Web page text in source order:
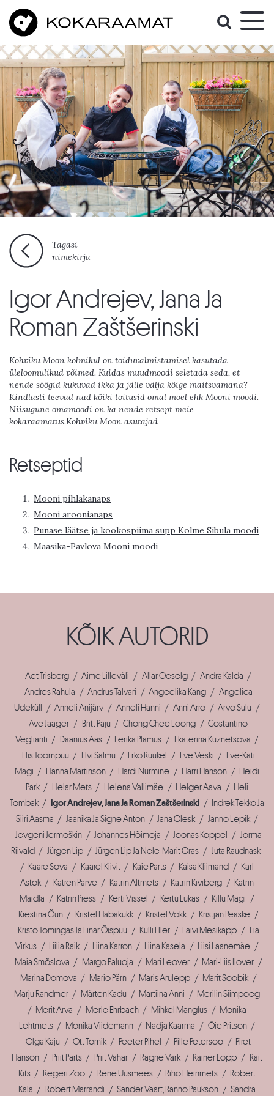
Tagasi
nimekirja
Igor Andrejev, Jana Ja
Roman Zaštšerinski
Kohviku Moon kolmikul on toiduvalmistamisel kasutada
üleloomulikud võimed. Kuidas muudmoodi seletada seda, et
nende söögid kukuvad ikka ja jälle välja kõige maitsvamana?
Kindlasti teevad nad kõiki toitusid omal moel ehk Mooni moodi.
Niisugune omamoodi on ka nende retsept meie
kokaraamatus.Kohviku Moon asutajad
Retseptid
Mooni pihlakanaps
Mooni aroonianaps
Punase läätse ja kookospiima supp Kolme Sibula moodi
Maasika-Pavlova Mooni moodi
KÕIK AUTORID
Aet Trisberg / Aime Lilleväli / Allar Oeselg / Andra Kalda /
Andres Rahula / Andrus Talvari / Angeelika Kang / Angelica
Udeküll
/ Anneli Anijärv / Anneli Hanni / Anni Arro / Arvo Sulu /
Ave Jääger / Britt Paju / Chong Chee Loong / Costantino
Veglianti / Daanius Aas / Eerika Plamus / Ekaterina Kuznetsova /
Elis Toompuu / Elvi Salmu / Erko Ruukel / Eve Veski / Eve-Kati
Mägi / Hanna Martinson / Hardi Nurmine / Harri Hanson / Heidi
Park / Helar Mets / Helena Vallimäe / Helger Aava / Heli
Tombak / Igor Andrejev, Jana Ja Roman Zaštšerinski /
Indrek Tekko Ja
Siiri Aasma / Jaanika Ja Signe Anton / Jana Olesk / Janno Lepik /
Jevgeni Jermoškin / Johannes Hõimoja / Joonas Koppel / Jorma
Riivald / Jürgen Lip / Jürgen Lip Ja Nele-Marit Oras / Juta Raudnask
/ Kaare Sova / Kaarel Kiivit / Kaie Parts / Kaisa Kliimand / Karl
Astok / Katren Parve / Katrin Altmets / Katrin Kiviberg / Kätrin
Maidla / Katrin Press / Kerti Vissel / Kertu Lukas / Killu Mägi /
Krestina Õun / Kristel Habakukk / Kristel Vokk / Kristjan Peäske /
Kristo Tomingas Ja Einar Õispuu / Külli Eller / Laivi Mesikäpp / Lia
Virkus / Liilia Raik / Liina Karron / Liina Kasela / Liisi Laanemäe /
Maia Smõslova / Margo Paluoja / Mari Leover / Mari-Liis Ilover /
Marina Domova / Mario Pärn / Maris Arulepp / Marit Soobik /
Marju Randmer / Märten Kadu / Martiina Anni / Merilin Siimpoeg
/ Merit Arva / Merle Ehrbach / Mihkel Manglus / Monika
Lehtmets / Monika Viidemann / Nadja Kaarma / Õie Pritson /
Olga Kaju / Ott Tomik / Peeter Pihel / Pille Petersoo / Piret
Hanson / Priit Parts / Priit Vahar / Ragne Värk / Rainer Lopp / Rait
Kits / Regeri Zoo / Rene Uusmees / Riho Heinmets / Robert
Kala / Robert Marrandi / Sander Väärt, Ranno Paukson / Sandra